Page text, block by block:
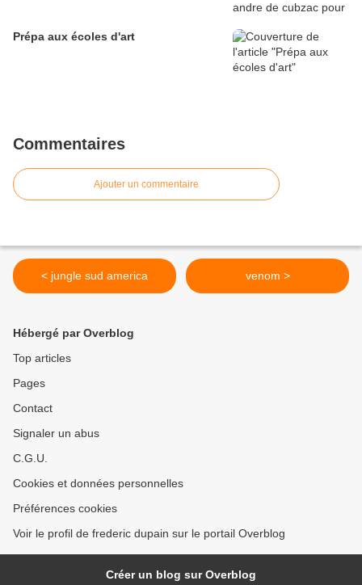
Prépa aux écoles d'art
Commentaires
Ajouter un commentaire
< jungle sud america venom >
Hébergé par Overblog
Top articles
Pages
Contact
Signaler un abus
C.G.U.
Cookies et données personnelles
Préférences cookies
Voir le profil de frederic dupain sur le portail Overblog
Créer un blog sur Overblog